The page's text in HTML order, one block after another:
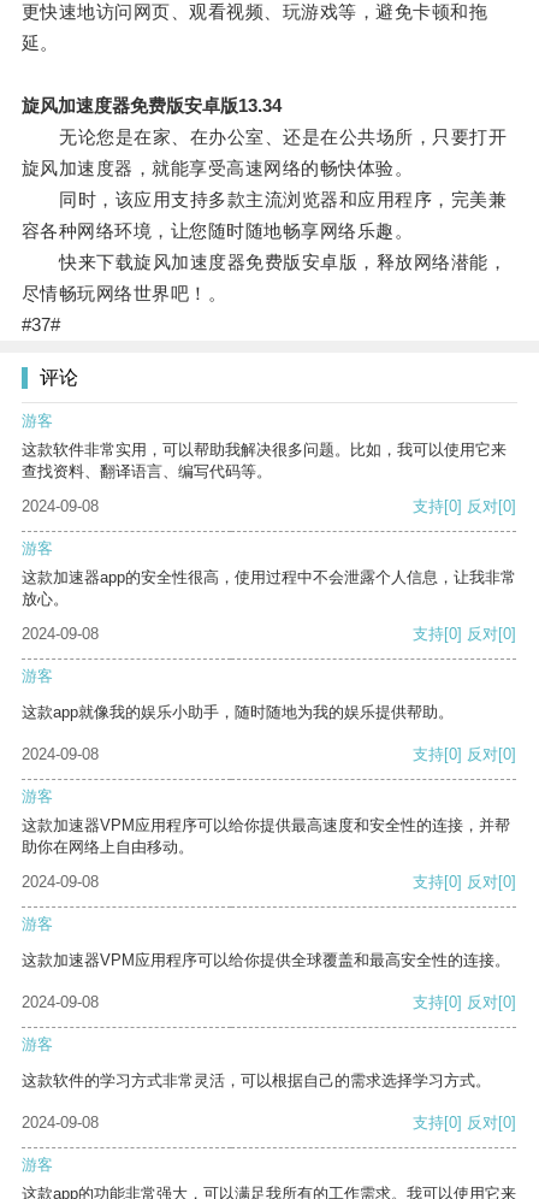
更快速地访问网页、观看视频、玩游戏等，避免卡顿和拖
延。
旋风加速度器免费版安卓版13.34
无论您是在家、在办公室、还是在公共场所，只要打开
旋风加速度器，就能享受高速网络的畅快体验。
同时，该应用支持多款主流浏览器和应用程序，完美兼
容各种网络环境，让您随时随地畅享网络乐趣。
快来下载旋风加速度器免费版安卓版，释放网络潜能，
尽情畅玩网络世界吧！。
#37#
评论
游客
这款软件非常实用，可以帮助我解决很多问题。比如，我可以使用它来
查找资料、翻译语言、编写代码等。
2024-09-08
支持[0] 反对[0]
游客
这款加速器app的安全性很高，使用过程中不会泄露个人信息，让我非常
放心。
2024-09-08
支持[0] 反对[0]
游客
这款app就像我的娱乐小助手，随时随地为我的娱乐提供帮助。
2024-09-08 支持[0] 反对[0]
游客
这款加速器VPM应用程序可以给你提供最高速度和安全性的连接，并帮
助你在网络上自由移动。
2024-09-08
支持[0] 反对[0]
游客
这款加速器VPM应用程序可以给你提供全球覆盖和最高安全性的连接。
2024-09-08 支持[0] 反对[0]
游客
这款软件的学习方式非常灵活，可以根据自己的需求选择学习方式。
2024-09-08 支持[0] 反对[0]
游客
这款app的功能非常强大，可以满足我所有的工作需求。我可以使用它来